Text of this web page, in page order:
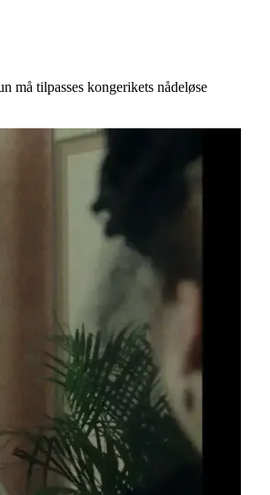
må tilpasses kongerikets nådeløse